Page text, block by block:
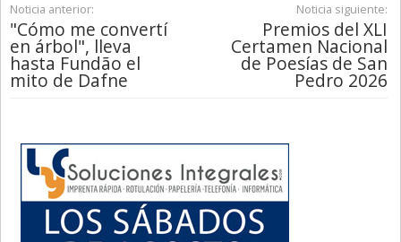
Noticia anterior:
"Cómo me convertí
en árbol", lleva
hasta Fundão el
mito de Dafne
Noticia siguiente:
Premios del XLI
Certamen Nacional
de Poesías de San
Pedro 2026